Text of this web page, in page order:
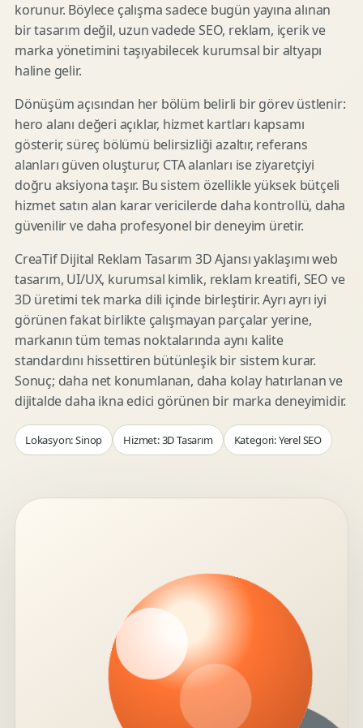
korunur. Böylece çalışma sadece bugün yayına alınan
bir tasarım değil, uzun vadede SEO, reklam, içerik ve
marka yönetimini taşıyabilecek kurumsal bir altyapı
haline gelir.
Dönüşüm açısından her bölüm belirli bir görev üstlenir:
hero alanı değeri açıklar, hizmet kartları kapsamı
gösterir, süreç bölümü belirsizliği azaltır, referans
alanları güven oluşturur, CTA alanları ise ziyaretçiyi
doğru aksiyona taşır. Bu sistem özellikle yüksek bütçeli
hizmet satın alan karar vericilerde daha kontrollü, daha
güvenilir ve daha profesyonel bir deneyim üretir.
CreaTif Dijital Reklam Tasarım 3D Ajansı yaklaşımı web
tasarım, UI/UX, kurumsal kimlik, reklam kreatifi, SEO ve
3D üretimi tek marka dili içinde birleştirir. Ayrı ayrı iyi
görünen fakat birlikte çalışmayan parçalar yerine,
markanın tüm temas noktalarında aynı kalite
standardını hissettiren bütünleşik bir sistem kurar.
Sonuç; daha net konumlanan, daha kolay hatırlanan ve
dijitalde daha ikna edici görünen bir marka deneyimidir.
Lokasyon: Sinop Hizmet: 3D Tasarım Kategori: Yerel SEO